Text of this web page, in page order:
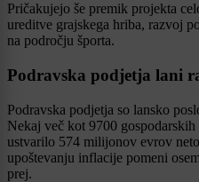
Pričakujejo še premik projekta
ureditve grajskega hriba, razvoj
na področju športa.
Podravska podjetja lani
Podravska podjetja so lansko
Nekaj več kot 9700
ustvarilo 574 milijonov evrov
upoštevanju inflacije pomeni
prej.